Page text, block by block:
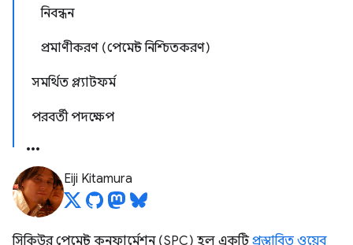
নিবন্ধন
প্রমাণীকরণ (পেমেন্ট নিশ্চিতকরণ)
সমর্থিত প্ল্যাটফর্ম
পরবর্তী পদক্ষেপ
Eiji Kitamura
সিকিউর পেমেন্ট কনফার্মেশন (SPC) হল একটিপ্রস্তাবিত ওয়েব